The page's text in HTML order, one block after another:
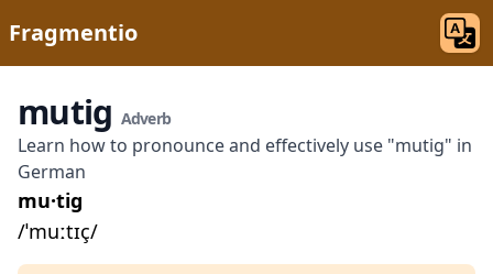
Fragmentio
mutig Adverb
Learn how to pronounce and effectively use "mutig" in
German
mu·tig
/ˈmuːtɪç/